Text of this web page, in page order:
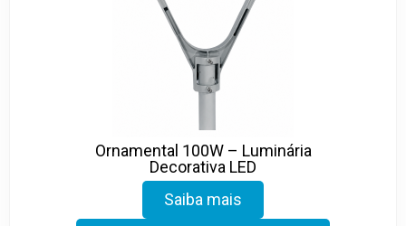
Ornamental 100W – Luminária
Decorativa LED
Saiba mais